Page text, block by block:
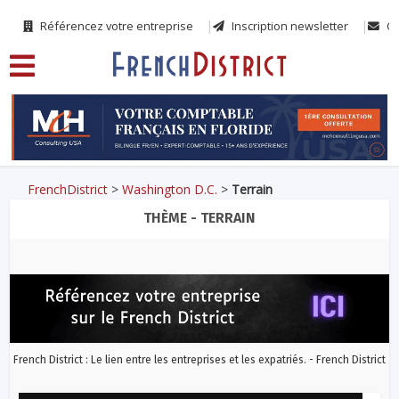
Référencez votre entreprise Inscription newsletter
FrenchDistrict >Washington D.C. > Terrain
THÈME - TERRAIN
French District : Le lien entre les entreprises et les expatriés. - French District